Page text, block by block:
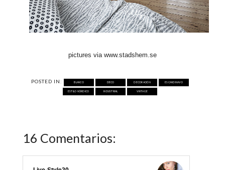
pictures via www.stadshem.se
POSTED IN: BLANCO DECO DECORACIÓN ESCANDINAVO
ESTILO NÓRDICO INDUSTRIAL VINTAGE
16 Comentarios: